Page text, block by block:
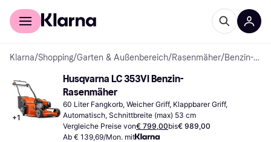
Für Shopper
Klarna/Shopping/Garten & Außenbereich/Rasenmäher/ Benzin-Rasenmäher
+1
Husqvarna LC 353VI Benzin-
Rasenmäher
60 Liter Fangkorb, Weicher Griff, Klappbarer Griff,
Automatisch, Schnittbreite (max) 53 cm
Vergleiche Preise von€ 799,00bis€ 989,00
Ab € 139,69/Mon. mit